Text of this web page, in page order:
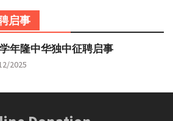
启事
年隆中华独中征聘启事
2025